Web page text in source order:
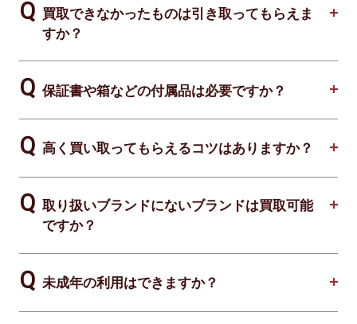
買取できなかったものは引き取ってもらえま
すか？
保証書や箱などの付属品は必要ですか？
高く買い取ってもらえるコツはありますか？
取り扱いブランドにないブランドは買取可能
ですか？
未成年の利用はできますか？